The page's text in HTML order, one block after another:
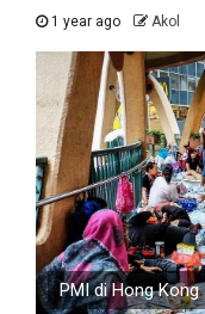
1 year ago Akol
PMI di Hong